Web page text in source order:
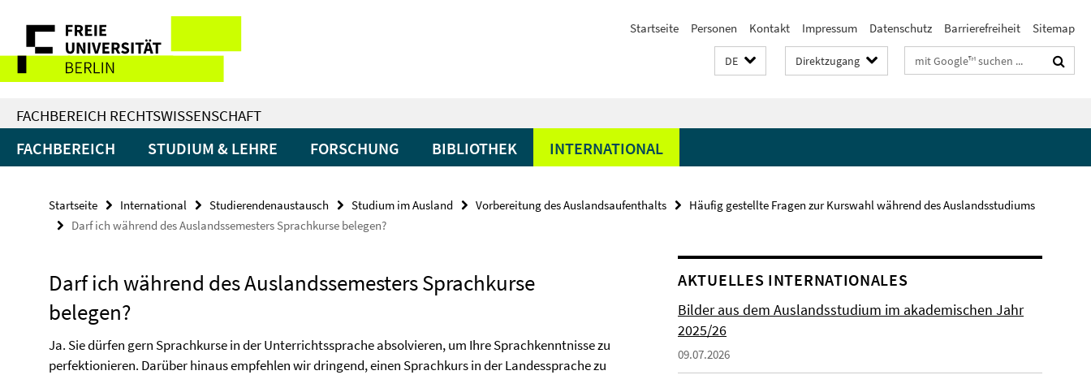
direkt
Inhalt
Service-
Navigation
Startseite Personen Kontakt Impressum Datenschutz Barrierefreiheit Sitemap
DE Direktzugang Suchbegriffe
FACHBEREICH RECHTSWISSENSCHAFT
FACHBEREICH STUDIUM & LEHRE FORSCHUNG BIBLIOTHEK INTERNATIONAL
Startseite International Studierendenaustausch Studium im Ausland Vorbereitung des Auslandsaufenthalts
Häufig gestellte Fragen zur Kurswahl während des Auslandsstudiums
Darf ich während des Auslandssemesters Sprachkurse belegen?
Darf ich während des Auslandssemesters Sprachkurse
belegen?
Ja. Sie dürfen gern Sprachkurse in der Unterrichtssprache absolvieren, um Ihre Sprachkenntnisse zu
perfektionieren. Darüber hinaus empfehlen wir dringend, einen Sprachkurs in der Landessprache zu
AKTUELLES INTERNATIONALES
Bilder aus dem Auslandsstudium im akademischen Jahr
2025/26
09.07.2026